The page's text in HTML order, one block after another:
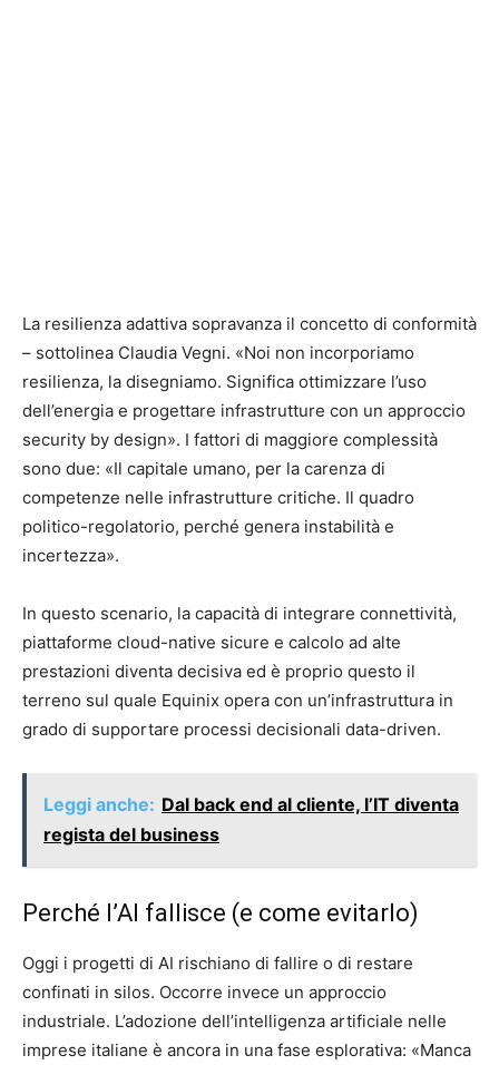
La resilienza adattiva sopravanza il concetto di conformità
– sottolinea Claudia Vegni. «Noi non incorporiamo
resilienza, la disegniamo. Significa ottimizzare l’uso
dell’energia e progettare infrastrutture con un approccio
security by design». I fattori di maggiore complessità
sono due: «Il capitale umano, per la carenza di
competenze nelle infrastrutture critiche. Il quadro
politico-regolatorio, perché genera instabilità e
incertezza».
In questo scenario, la capacità di integrare connettività,
piattaforme cloud-native sicure e calcolo ad alte
prestazioni diventa decisiva ed è proprio questo il
terreno sul quale Equinix opera con un’infrastruttura in
grado di supportare processi decisionali data-driven.
Leggi anche: Dal back end al cliente, l’IT diventa
regista del business
Perché l’AI fallisce (e come evitarlo)
Oggi i progetti di AI rischiano di fallire o di restare
confinati in silos. Occorre invece un approccio
industriale. L’adozione dell’intelligenza artificiale nelle
imprese italiane è ancora in una fase esplorativa: «Manca